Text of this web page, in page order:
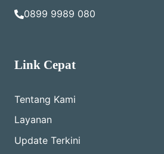
0899 9989 080
Link Cepat
Tentang Kami
Layanan
Update Terkini